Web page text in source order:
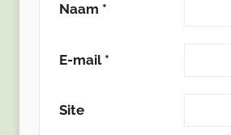
Naam *
E-mail *
Site